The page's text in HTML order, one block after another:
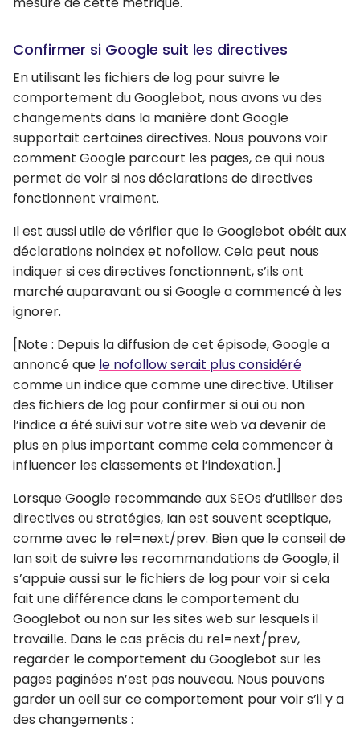
Confirmer si Google suit les directives
En utilisant les fichiers de log pour suivre le
comportement du Googlebot, nous avons vu des
changements dans la manière dont Google
supportait certaines directives. Nous pouvons voir
comment Google parcourt les pages, ce qui nous
permet de voir si nos déclarations de directives
fonctionnent vraiment.
Il est aussi utile de vérifier que le Googlebot obéit aux
déclarations noindex et nofollow. Cela peut nous
indiquer si ces directives fonctionnent, s’ils ont
marché auparavant ou si Google a commencé à les
ignorer.
[Note : Depuis la diffusion de cet épisode, Google a
annoncé que le nofollow serait plus considéré
comme un indice que comme une directive. Utiliser
des fichiers de log pour confirmer si oui ou non
l’indice a été suivi sur votre site web va devenir de
plus en plus important comme cela commencer à
influencer les classements et l’indexation.]
Lorsque Google recommande aux SEOs d’utiliser des
directives ou stratégies, Ian est souvent sceptique,
comme avec le rel=next/prev. Bien que le conseil de
Ian soit de suivre les recommandations de Google, il
s’appuie aussi sur le fichiers de log pour voir si cela
fait une différence dans le comportement du
Googlebot ou non sur les sites web sur lesquels il
travaille. Dans le cas précis du rel=next/prev,
regarder le comportement du Googlebot sur les
pages paginées n’est pas nouveau. Nous pouvons
garder un oeil sur ce comportement pour voir s’il y a
des changements :